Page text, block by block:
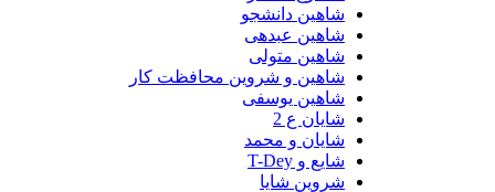
شاهین دانشجو
شاهین عبدهی
شاهین متولی
شاهین و شروین محافظت کار
شاهین یوسفی
شایان ع 2
شایان و محمد
شایع و T-Dey
شروین شایا